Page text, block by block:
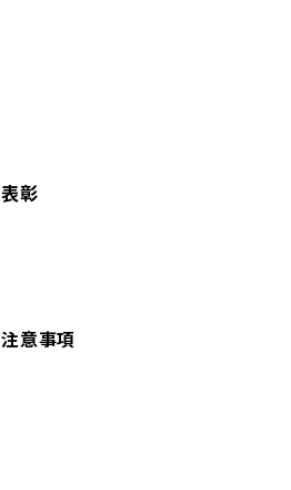
表彰
注意事項